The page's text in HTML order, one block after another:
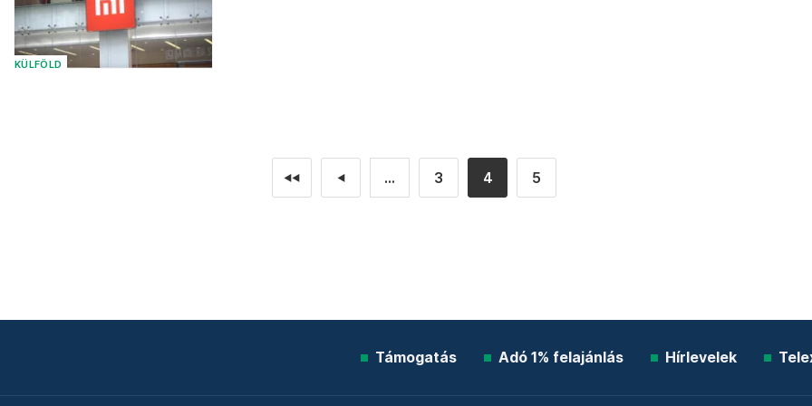
KÜLFÖLD
◄◄ ◄ ... 3 4 5
Támogatás Adó 1% felajánlás Hírlevelek